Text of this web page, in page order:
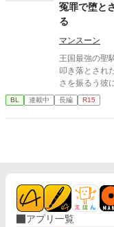
冤罪で堕と
る
マンスーン
王国最強の聖
叩き落とされ
さを振るう彼
BL 連載中 長編 R15
アプリ一覧